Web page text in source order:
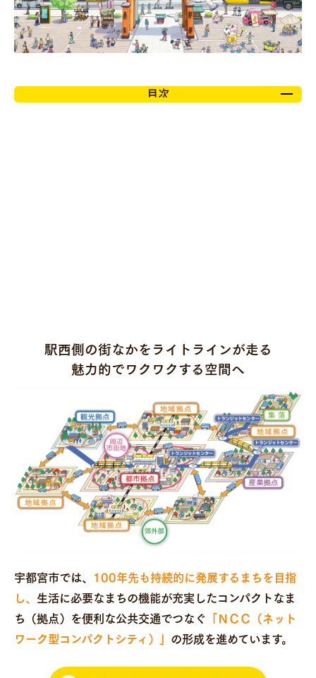
目次
駅西側の街なかをライトラインが走る
魅力的でワクワクする空間へ
宇都宮市では、 100年先も持続的に発展するまちを目指
し、生活に必要なまちの機能が充実したコンパクトなま
ち（拠点）を便利な公共交通でつなぐ 「ＮＣＣ（ネット
ワーク型コンパクトシティ）」 の形成を進めています。